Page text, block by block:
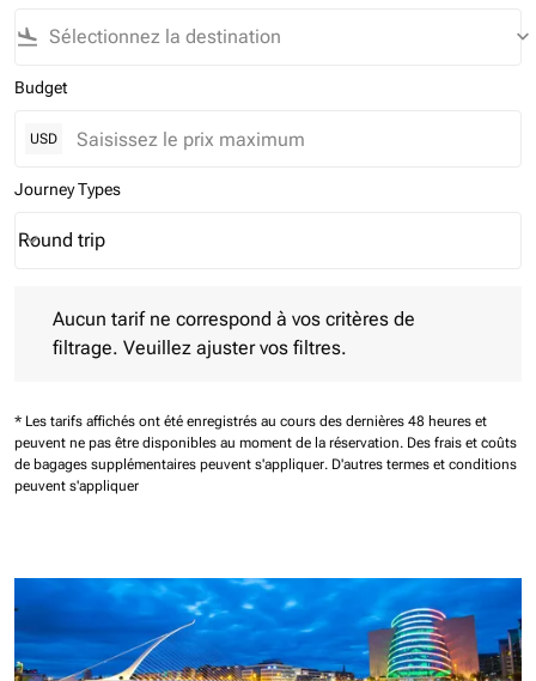
flight_land keyboard_arrow_down
Budget
USD
Journey Types
Journey Types option Round trip Selected
Round trip
keyboard_arrow_down
Aucun tarif ne correspond à vos critères de
filtrage. Veuillez ajuster vos filtres.
* Les tarifs affichés ont été enregistrés au cours des dernières 48 heures et
peuvent ne pas être disponibles au moment de la réservation. Des frais et coûts
de bagages supplémentaires peuvent s'appliquer. D'autres termes et conditions
peuvent s'appliquer